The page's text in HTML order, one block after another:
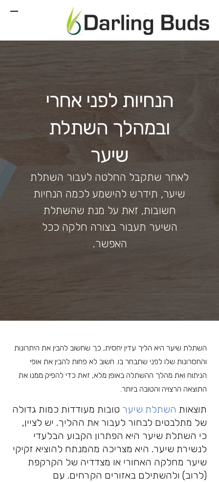
הנחיות לפני אחרי
ובמהלך השתלת
שיער
לאחר שתקבל החלטה לעבור השתלת
שיער, תידרש להישמע לכמה הנחיות
חשובות, זאת על מנת שהשתלת
השיער תעבור בצורה חלקה ככל
האפשר.
השתלת שיער היא הליך עדין יחסית, כך שחשוב להבין את היתרונות
והחסרונות שלו לפני שתבחר בו. חשוב לא פחות להבין את אופי
הניתוח ואת מהלך ההשתלה באופן מלא, זאת כדי להפיק ממנו את
התוצאה הרצויה והטובה ביותר.
תוצאות השתלת שיער טובות מעודדות כמות גדולה
של מתלבטים לבחור לעבור את ההליך. יש לציין,
כי השתלת שיער היא הפתרון הקבוע הבלעדי
לנשירת שיער. היא מצריכה מהמנתח להוציא זקיקי
שיער מחלקה האחורי או מצדדיה של הקרקפת
(לרוב) ולהשתילם באזורים הקרחים. עם